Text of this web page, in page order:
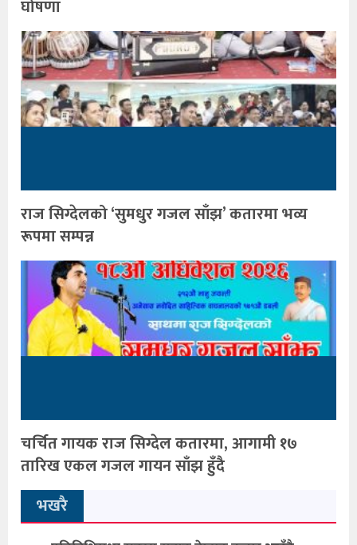
घोषणा
राज सिग्देलको ‘सुमधुर गजल साँझ’ कतारमा भव्य
रूपमा सम्पन्न
चर्चित गायक राज सिग्देल कतारमा, आगामी १७
तारिख एकल गजल गायन साँझ हुँदै
भखरै